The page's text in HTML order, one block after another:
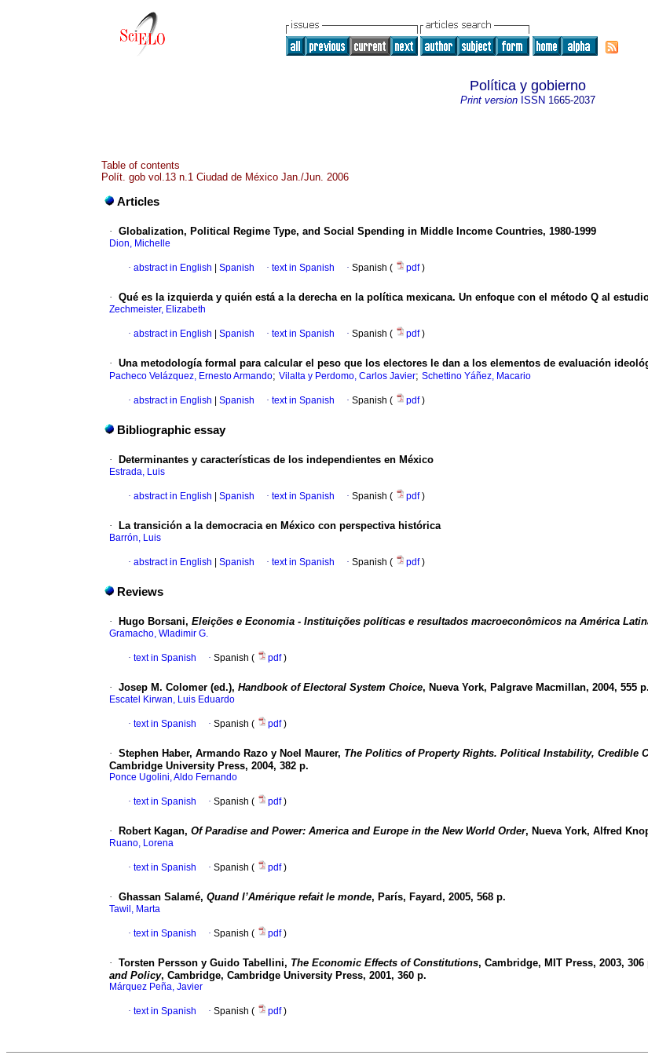
Política y gobierno
Print version ISSN 1665-2037
Table of contents
Polít. gob vol.13 n.1 Ciudad de México Jan./Jun. 2006
Articles
· Globalization, Political Regime Type, and Social Spending in Middle Income Countries, 1980-1999
Dion, Michelle
· abstract in English Spanish · text in Spanish · Spanish ( pdf)
· Qué es la izquierda y quién está a la derecha en la política mexicana. Un enfoque con el método Q al
Zechmeister, Elizabeth
· abstract in English Spanish · text in Spanish · Spanish ( pdf)
· Una metodología formal para calcular el peso que los electores le dan a los elementos de evaluación
Pacheco Velázquez, Ernesto Armando; Vilalta y Perdomo, Carlos Javier; Schettino Yáñez, Macario
· abstract in English Spanish · text in Spanish · Spanish ( pdf)
Bibliographic essay
· Determinantes y características de los independientes en México
Estrada, Luis
· abstract in English Spanish · text in Spanish · Spanish ( pdf)
· La transición a la democracia en México con perspectiva histórica
Barrón, Luis
· abstract in English Spanish · text in Spanish · Spanish ( pdf)
Reviews
· Hugo Borsani, Eleições e Economia - Instituições políticas e resultados macroeconômicos na América
Gramacho, Wladimir G.
· text in Spanish · Spanish ( pdf)
· Josep M. Colomer (ed.), Handbook of Electoral System Choice, Nueva York, Palgrave Macmillan, 2004, 555 p.
Escatel Kirwan, Luis Eduardo
· text in Spanish · Spanish ( pdf)
· Stephen Haber, Armando Razo y Noel Maurer, The Politics of Property Rights. Political Instability, Credible
Cambridge University Press, 2004, 382 p.
Ponce Ugolini, Aldo Fernando
· text in Spanish · Spanish ( pdf)
· Robert Kagan, Of Paradise and Power: America and Europe in the New World Order, Nueva York, Alfred
Ruano, Lorena
· text in Spanish · Spanish ( pdf)
· Ghassan Salamé, Quand l’Amérique refait le monde, París, Fayard, 2005, 568 p.
Tawil, Marta
· text in Spanish · Spanish ( pdf)
· Torsten Persson y Guido Tabellini, The Economic Effects of Constitutions, Cambridge, MIT Press, 2003,
and Policy, Cambridge, Cambridge University Press, 2001, 360 p.
Márquez Peña, Javier
· text in Spanish · Spanish ( pdf)